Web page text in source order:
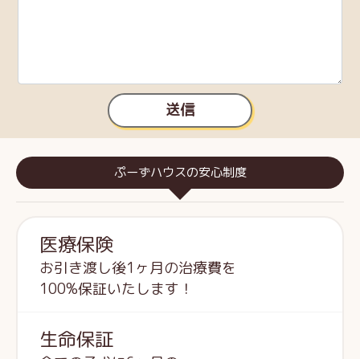
送信
ぷーずハウスの安心制度
医療保険
お引き渡し後1ヶ月の治療費を
100%保証いたします！
生命保証